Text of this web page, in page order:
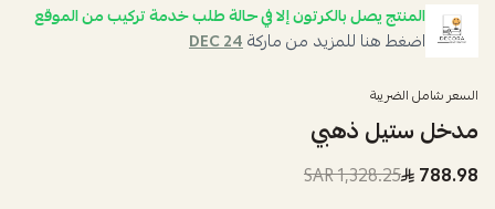
المنتج يصل بالكرتون إلا في حالة طلب خدمة تركيب من الموقع
اضغط هنا للمزيد من ماركةDEC 24
السعر شامل الضريبة
مدخل ستيل ذهبي
788.98
1,328.25 SAR